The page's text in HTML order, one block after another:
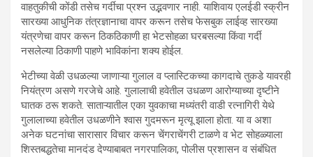
वाहतुकीची कोंडी तसेच गर्दीचा प्रश्न उद्भवणार नाही. याशिवाय एलईडी स्क्रीन
सारख्या आधुनिक तंत्रज्ञानाचा वापर करून तसेच फेसबुक लाईव्ह सारख्या
यंत्रणेचा वापर करून ठिकठिकाणी हा भेटसोहळा घरबसल्या किंवा गर्दी
नसलेल्या ठिकाणी पाहणे भाविकांना शक्य होईल.
भेटीच्या वेळी उधळल्या जाणाऱ्या गुलाल व प्लास्टिकच्या कागदाचे तुकडे यावरही
नियंत्रण असणे गरजेचे आहे. गुलालाची हवेतील उधळण आरोग्याच्या दृष्टीने
घातक ठरू शकते. साताऱ्यातील एका युवकाचा मध्यंतरी वाडी रत्नागिरी येथे
गुलालाच्या हवेतील उधळणीने श्वास गुदमरून मृत्यू झाला होता. या व अशा
अनेक घटनांचा सारासार विचार करून चेंगराचेंगरी टाळणे व भेट सोहळ्याला
शिस्तबद्धतेचा मानदंड देण्याबाबत नगरपालिका, पोलीस प्रशासन व संबंधित